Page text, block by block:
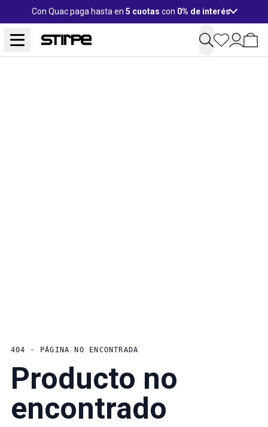
Con Quac paga hasta en 5 cuotas con 0% de interés
404 · PÁGINA NO ENCONTRADA
Producto no
encontrado